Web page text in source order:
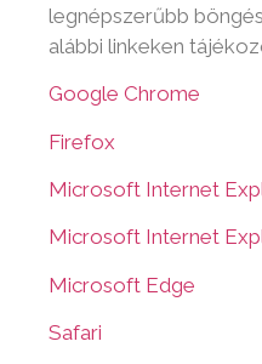
legnépszerűbb
alábbi linkeken
Google Chrome
Firefox
Microsoft Internet
Microsoft Internet
Microsoft Edge
Safari